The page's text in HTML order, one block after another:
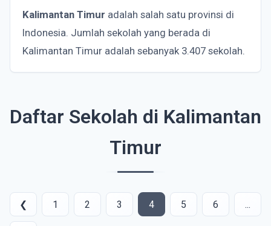
Kalimantan Timur adalah salah satu provinsi di
Indonesia. Jumlah sekolah yang berada di
Kalimantan Timur adalah sebanyak 3.407 sekolah.
Daftar Sekolah di Kalimantan
Timur
❮ 1 2 3 4 5 6 ...